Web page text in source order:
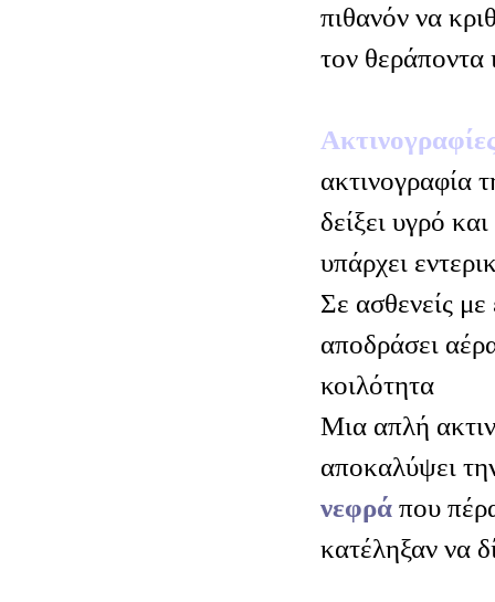
πιθανόν να
τον θεράποντα
ακτινογραφία
δείξει υγρό
υπάρχει
Σε ασθενείς με
αποδράσει
κοιλότητα
Μια απλή
αποκαλύψει
νεφρά που
κατέληξαν να